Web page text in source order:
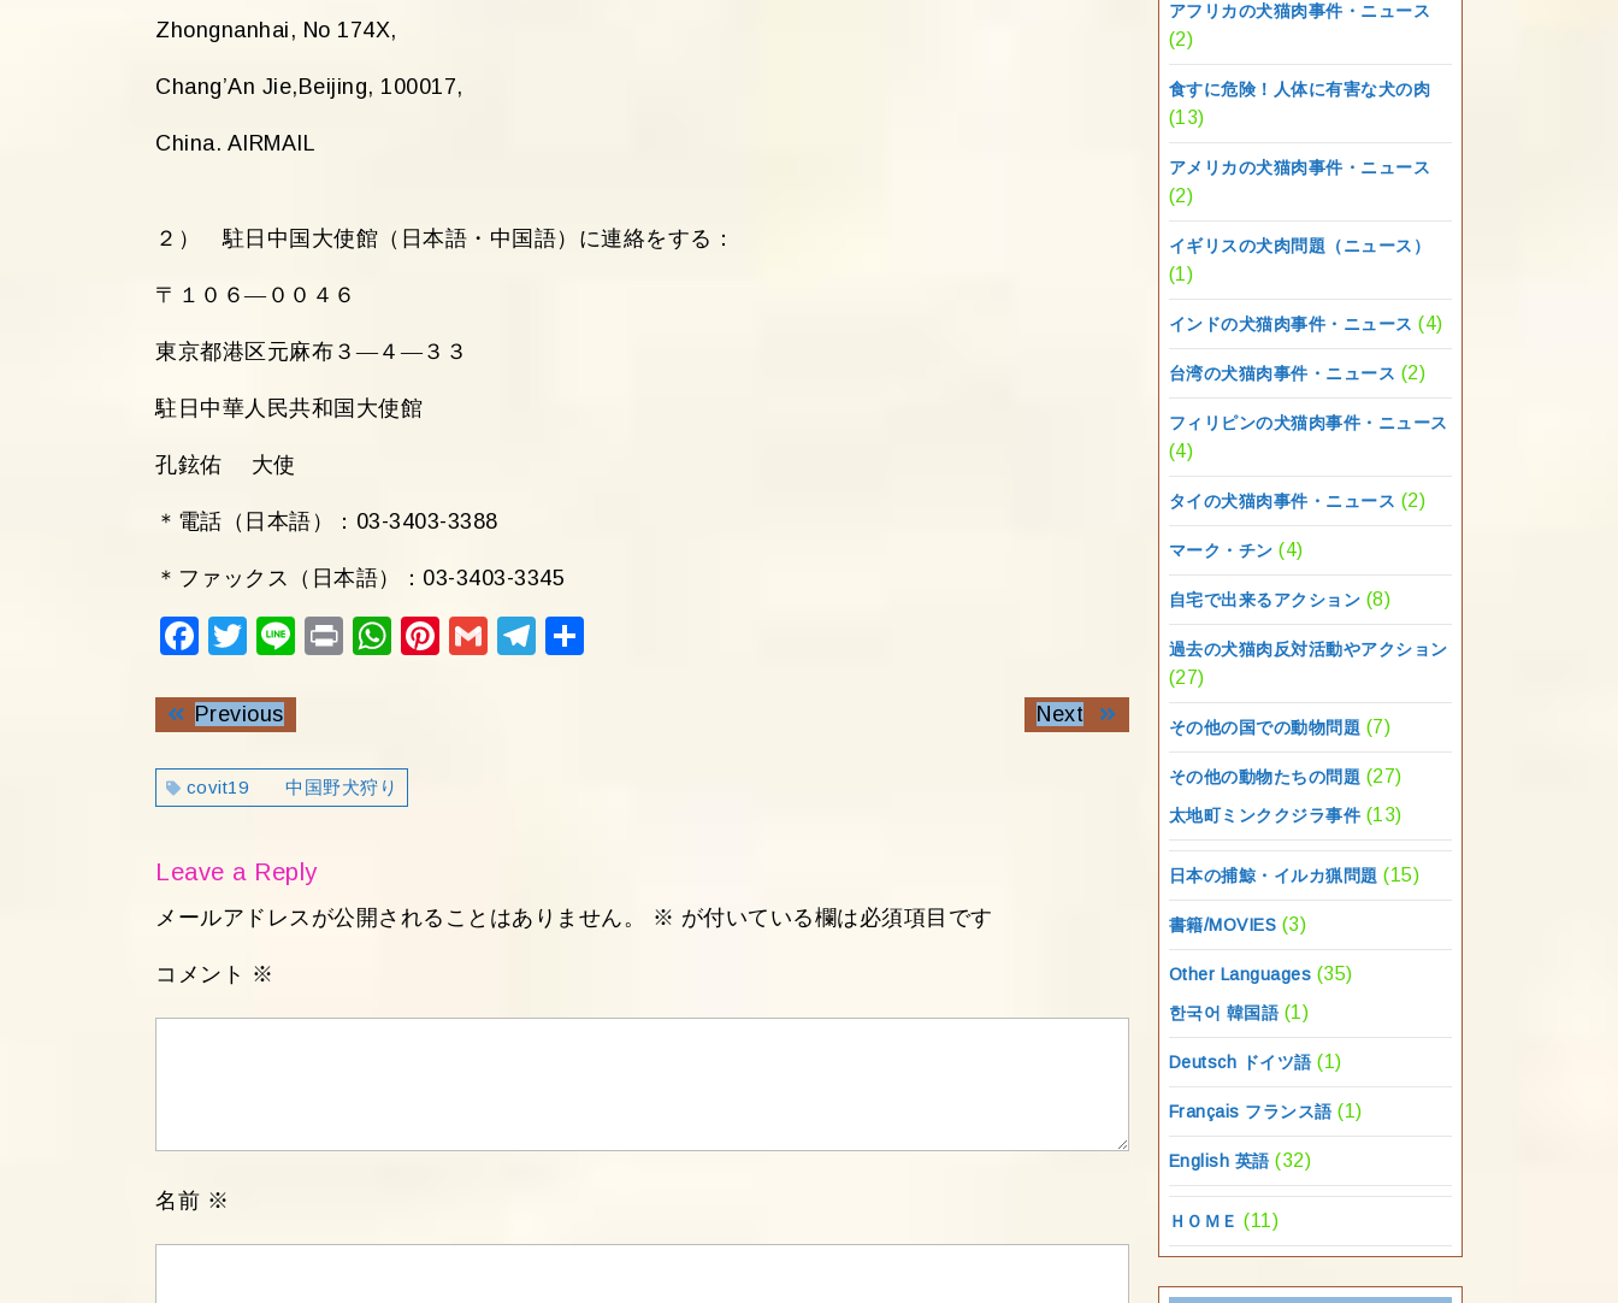
Zhongnanhai, No 174X,
Chang’An Jie,Beijing, 100017,
China. AIRMAIL
２） 駐日中国大使館（日本語・中国語）に連絡をする：
〒１０６―００４６
東京都港区元麻布３―４―３３
駐日中華人民共和国大使館
孔鉉佑 大使
＊電話（日本語）：03-3403-3388
＊ファックス（日本語）：03-3403-3345
Fac
ok
Twi
Lin
Pri
Wh
Pin
Gm
Tel
投
稿
ビ
ゲ
シ
ン
PreviousPrevious
Next
Next
covit19 中国野犬狩り
Leave a Reply
メールアドレスが公開されることはありません。 ※ が付いている欄は必須項目です
コメント ※
名前 ※
アフリカの犬猫肉事件・ニュース
(2)
食すに危険！人体に有害な犬の肉
(13)
アメリカの犬猫肉事件・ニュース
(2)
イギリスの犬肉問題（ニュース）
(1)
インドの犬猫肉事件・ニュース (4)
台湾の犬猫肉事件・ニュース (2)
フィリピンの犬猫肉事件・ニュース
(4)
タイの犬猫肉事件・ニュース (2)
マーク・チン (4)
自宅で出来るアクション (8)
過去の犬猫肉反対活動やアクション
(27)
その他の国での動物問題 (7)
その他の動物たちの問題 (27)
太地町ミンククジラ事件 (13)
日本の捕鯨・イルカ猟問題 (15)
書籍/MOVIES (3)
Other Languages (35)
한국어 韓国語 (1)
Deutsch ドイツ語 (1)
Français フランス語 (1)
English 英語 (32)
ＨＯＭＥ (11)